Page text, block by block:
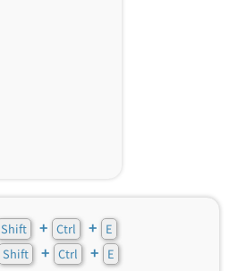
Shift + Ctrl + E
Shift + Ctrl + E